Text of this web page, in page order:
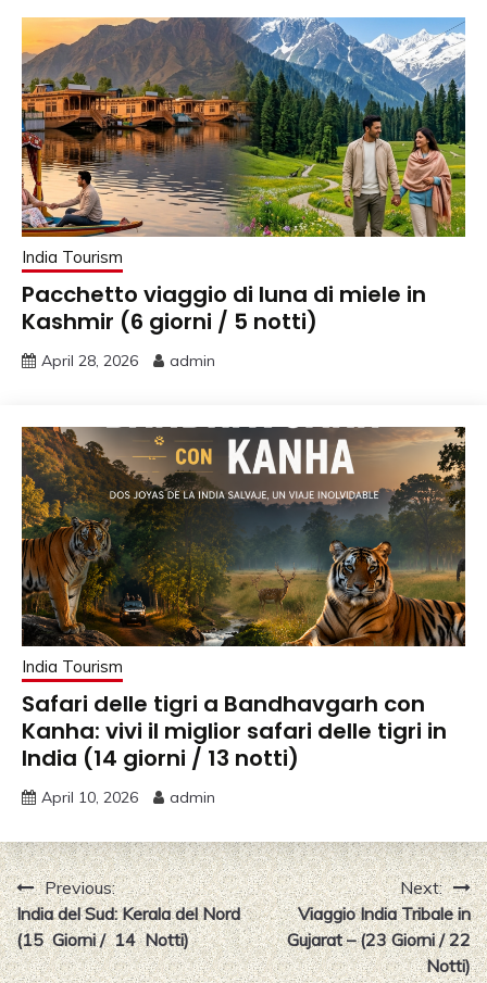
India Tourism
Pacchetto viaggio di luna di miele in
Kashmir (6 giorni / 5 notti)
April 28, 2026 admin
India Tourism
Safari delle tigri a Bandhavgarh con
Kanha: vivi il miglior safari delle tigri in
India (14 giorni / 13 notti)
April 10, 2026 admin
Post
navigation
Previous:
India del Sud: Kerala del Nord
(15 Giorni / 14 Notti)
Next:
Viaggio India Tribale in
Gujarat – (23 Giorni / 22
Notti)